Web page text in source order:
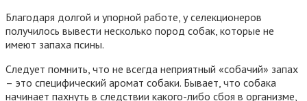
Благодаря долгой и упорной работе, у селекционеров
получилось вывести несколько пород собак, которые не
имеют запаха псины.
Следует помнить, что не всегда неприятный «собачий» запах
– это специфический аромат собаки. Бывает, что собака
начинает пахнуть в следствии какого-либо сбоя в организме,